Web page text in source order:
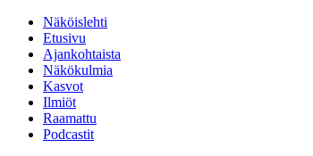
Näköislehti
Etusivu
Ajankohtaista
Näkökulmia
Kasvot
Ilmiöt
Raamattu
Podcastit